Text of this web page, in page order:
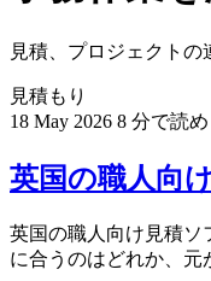
見積、プロジェクト
見積もり
18 May 2026 8 分で読
英国の職人向
英国の職人向け見積ソ
に合うのはどれか、元